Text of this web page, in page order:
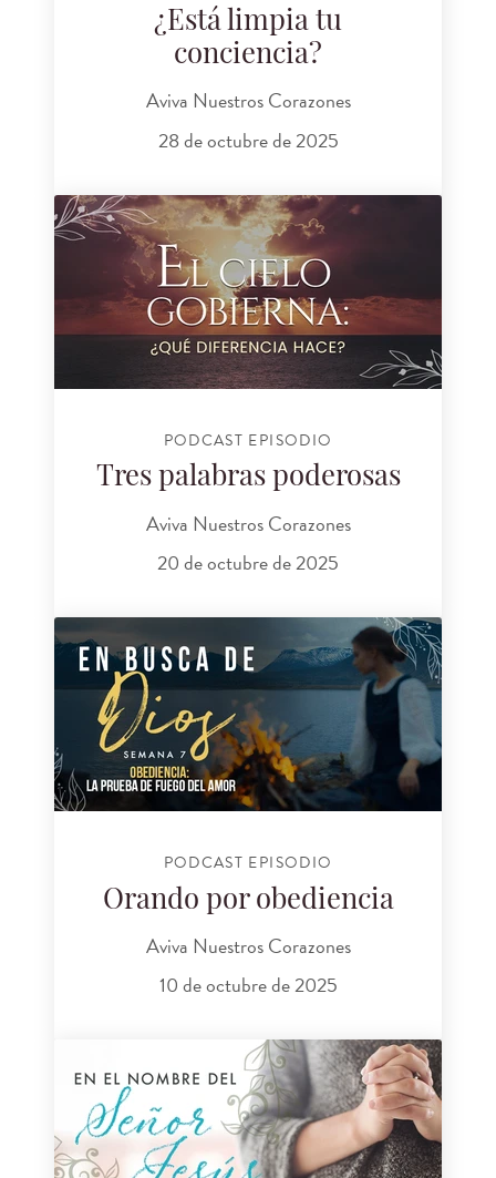
¿Está limpia tu
conciencia?
Aviva Nuestros Corazones
28 de octubre de 2025
PODCAST EPISODIO
Tres palabras poderosas
Aviva Nuestros Corazones
20 de octubre de 2025
PODCAST EPISODIO
Orando por obediencia
Aviva Nuestros Corazones
10 de octubre de 2025